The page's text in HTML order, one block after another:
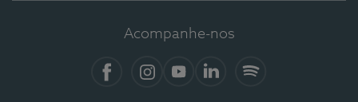
Acompanhe-nos